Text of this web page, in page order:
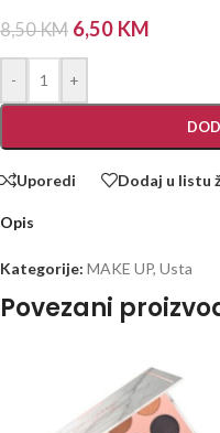
8,50KM 6,50 KM
- +
Uporedi Dodaj u listu
Opis
Kategorije: MAKE UP, Usta
Povezani